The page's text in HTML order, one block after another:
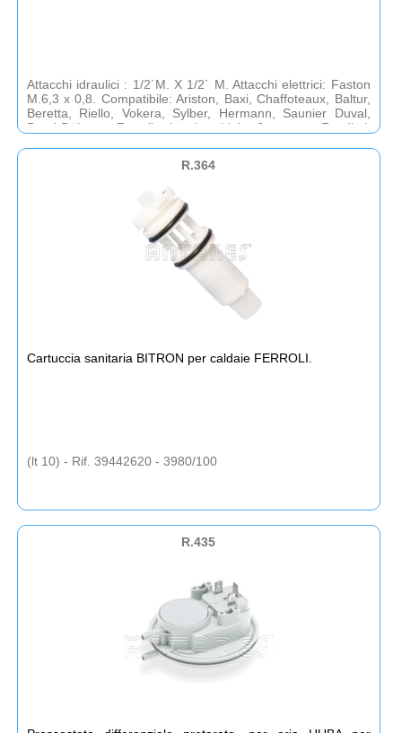
Attacchi idraulici : 1/2´M. X 1/2´ M. Attacchi elettrici: Faston
M.6,3 x 0,8. Compatibile: Ariston, Baxi, Chaffoteaux, Baltur,
Beretta, Riello, Vokera, Sylber, Hermann, Saunier Duval,
DemirDökum, Ferroli, Lamborghini, Joannes, Fondital,
R.364
Cartuccia sanitaria BITRON per caldaie FERROLI.
(lt 10) - Rif. 39442620 - 3980/100
R.435